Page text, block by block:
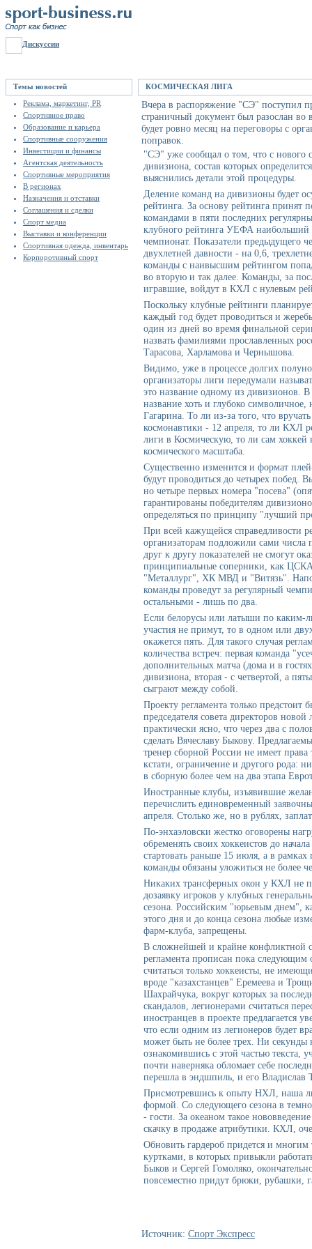
Дискуссии
Темы новостей
Реклама, маркетинг, PR
Спортивное право
Образование и карьера
Спортивные сооружения
Инвестиции и финансы
Агентская деятельность
Спортивные мероприятия
В регионах
Назначения и отставки
Соглашения и сделки
Спорт медиа
Выставки и конференции
Спортивная одежда, инвентарь
Корпоротивный спорт
КОСМИЧЕСКАЯ ЛИГА
Вчера в распоряжение "СЭ" поступил
страничный документ был разослан во
будет ровно месяц на переговоры с
поправок.
"СЭ" уже сообщал о том, что с нового
дивизиона, состав которых
выяснились детали этой процедуры.
Деление команд на дивизионы будет
рейтинга. За основу рейтинга принят
командами в пяти последних
клубного рейтинга УЕФА
чемпионат. Показатели предыдущего
двухлетней давности - на 0,6,
команды с наивысшим рейтингом
во вторую и так далее. Команды, за
игравшие, войдут в КХЛ с нулевым
Поскольку клубные рейтинги
каждый год будет проводиться и
один из дней во время финальной
назвать фамилиями прославленных
Тарасова, Харламова и Чернышова.
Видимо, уже в процессе долгих
организаторы лиги передумали
это название одному из дивизионов.
название хоть и глубоко
Гагарина. То ли из-за того, что
космонавтики - 12 апреля, то ли КХЛ
лиги в Космическую, то ли сам хоккей
космического масштаба.
Существенно изменится и формат
будут проводиться до четырех побед.
но четыре первых номера "посева"
гарантированы победителям
определяться по принципу "лучший
При всей кажущейся справедливости
организаторам подложили сами числа
друг к другу показателей не смогут
принципиальные соперники, как
"Металлург", ХК МВД и "Витязь".
команды проведут за регулярный
остальными - лишь по два.
Если белорусы или латыши по каким-
участия не примут, то в одном или
окажется пять. Для такого случая
количества встреч: первая команда
дополнительных матча (дома и в
дивизиона, вторая - с четвертой, а
сыграют между собой.
Проекту регламента только
председателя совета директоров
практически ясно, что через два с
сделать Вячеславу Быкову.
тренер сборной России не имеет
кстати, ограничение и другого рода:
в сборную более чем на два этапа
Иностранные клубы, изъявившие
перечислить единовременный
апреля. Столько же, но в рублях,
По-энхаэловски жестко оговорены
обременять своих хоккеистов до
стартовать раньше 15 июля, а в
команды обязаны уложиться не более
Никаких трансферных окон у КХЛ не
дозаявку игроков у клубных
сезона. Российским "юрьевым днем",
этого дня и до конца сезона любые
фарм-клуба, запрещены.
В сложнейшей и крайне конфликтной
регламента прописан пока
считаться только хоккеисты, не
вроде "казахстанцев" Еремеева и
Шахрайчука, вокруг которых за
скандалов, легионерами считаться
иностранцев в проекте предлагается
что если одним из легионеров будет
может быть не более трех. Ни секунды
ознакомившись с этой частью текста,
почти наверняка обломает себе
перешла в эндшпиль, и его Владислав
Присмотревшись к опыту НХЛ, наша
формой. Со следующего сезона в
- гости. За океаном такое
скачку в продаже атрибутики. КХЛ,
Обновить гардероб придется и
куртками, в которых привыкли
Быков и Сергей Гомоляко,
повсеместно придут брюки, рубашки,
Источник: Спорт Экспресс